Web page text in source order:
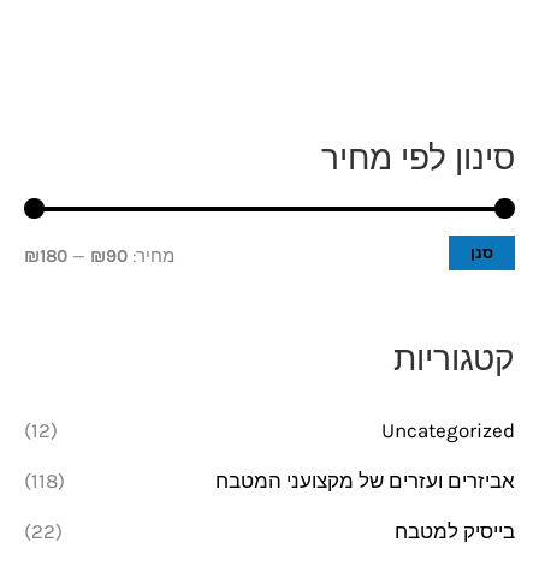
סינון לפי מחיר
סנן מחיר: ₪90
—
₪180
קטגוריות
Uncategorized
(12)
אביזרים ועזרים של מקצועני המטבח (118)
בייסיק למטבח (22)